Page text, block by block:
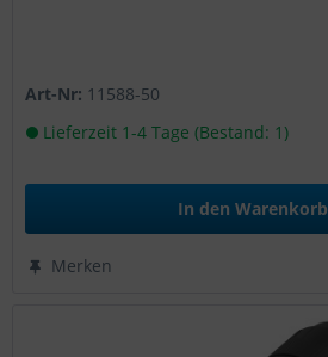
Art-Nr: 11588-50
Lieferzeit 1-4 Tage (Bestand: 1)
In den Warenkorb
Merken